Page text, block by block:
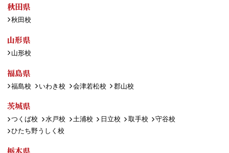
秋田県
秋田校
山形県
山形校
福島県
福島校 いわき校 会津若松校 郡山校
茨城県
つくば校 水戸校 土浦校 日立校 取手校
守谷校
ひたち野うしく校
栃木県